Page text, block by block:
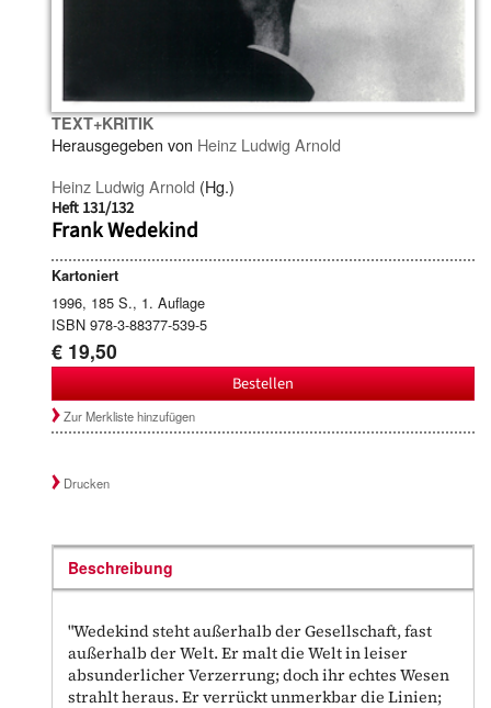
TEXT+KRITIK
Herausgegeben von Heinz Ludwig Arnold
Heinz Ludwig Arnold (Hg.)
Heft 131/132
Frank Wedekind
Kartoniert
1996, 185 S., 1. Auflage
ISBN 978-3-88377-539-5
€ 19,50
Bestellen
Zur Merkliste hinzufügen
Drucken
Beschreibung
"Wedekind steht außerhalb der Gesellschaft, fast
außerhalb der Welt. Er malt die Welt in leiser
absunderlicher Verzerrung; doch ihr echtes Wesen
strahlt heraus. Er verrückt unmerkbar die Linien;